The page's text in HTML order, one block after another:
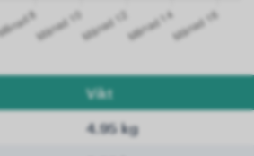
Vikt
4.95 kg